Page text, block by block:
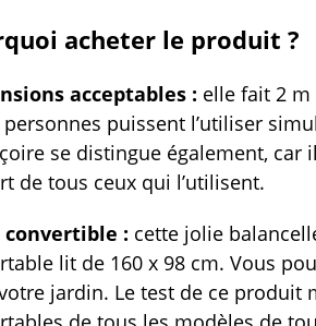
acheter le produit ?
acceptables : elle fait 2
puissent l’utiliser
se distingue également,
de tous ceux qui l’utilisent.
convertible : cette jolie
lit de 160 x 98 cm. Vous
jardin. Le test de ce produit